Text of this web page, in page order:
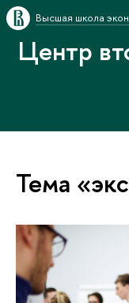
Высшая школа
Центр
Тема